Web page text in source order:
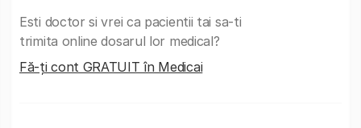
Esti doctor si vrei ca pacientii tai sa-ti
trimita online dosarul lor medical?
Fă-ți cont GRATUIT în Medicai